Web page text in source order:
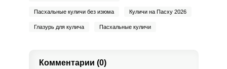
Пасхальные куличи без изюма Куличи на Пасху 2026
Глазурь для кулича Пасхальные куличи
Комментарии (0)